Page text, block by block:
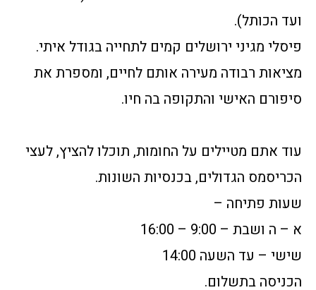
ועד הכותל).
פיסלי מגיני ירושלים קמים לתחייה בגודל איתי.
מציאות רבודה מעירה אותם לחיים, ומספרת את
סיפורם האישי והתקופה בה חיו.
עוד אתם מטיילים על החומות, תוכלו להציץ, לעצי
הכריסמס הגדולים, בכנסיות השונות.
שעות פתיחה –
א – ה ושבת – 9:00 – 16:00
שישי – עד השעה 14:00
הכניסה בתשלום.